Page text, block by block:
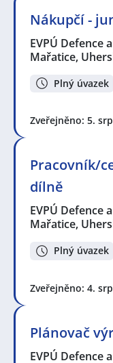
Nákupčí -
EVPÚ Defence
Mařatice,
Plný úvazek
Zveřejněno: 5.
Pracovník/
dílně
EVPÚ Defence
Mařatice,
Plný úvazek
Zveřejněno: 4.
Plánovač
EVPÚ Defence